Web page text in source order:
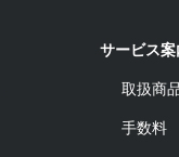
サービス案
取扱商
手数料